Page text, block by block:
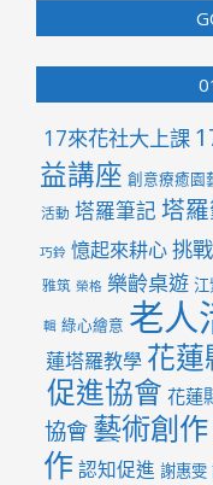
17來花社大上課
益講座 創意療癒園
活動 塔羅筆記 塔
巧鈴 憶起來耕心挑
雅筑 榮格 樂齡桌遊 江
輯 綠心繪意 老人
蓮塔羅教學 花
促進協會 花蓮
協會 藝術創作
作 認知促進 謝惠雯